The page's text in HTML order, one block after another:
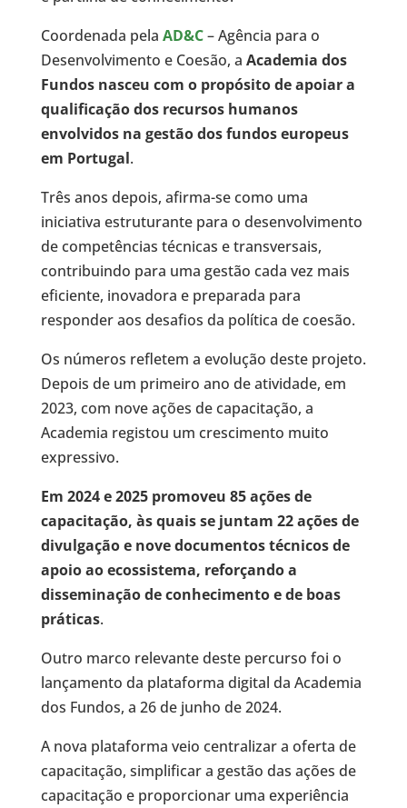
Coordenada pela AD&C– Agência para o
Desenvolvimento e Coesão, a Academia dos
Fundos nasceu com o propósito de apoiar a
qualificação dos recursos humanos
envolvidos na gestão dos fundos europeus
em Portugal.
Três anos depois, afirma-se como uma
iniciativa estruturante para o desenvolvimento
de competências técnicas e transversais,
contribuindo para uma gestão cada vez mais
eficiente, inovadora e preparada para
responder aos desafios da política de coesão.
Os números refletem a evolução deste projeto.
Depois de um primeiro ano de atividade, em
2023, com nove ações de capacitação, a
Academia registou um crescimento muito
expressivo.
Em 2024 e 2025 promoveu 85 ações de
capacitação, às quais se juntam 22 ações de
divulgação e nove documentos técnicos de
apoio ao ecossistema, reforçando a
disseminação de conhecimento e de boas
práticas.
Outro marco relevante deste percurso foi o
lançamento da plataforma digital da Academia
dos Fundos, a 26 de junho de 2024.
A nova plataforma veio centralizar a oferta de
capacitação, simplificar a gestão das ações de
capacitação e proporcionar uma experiência